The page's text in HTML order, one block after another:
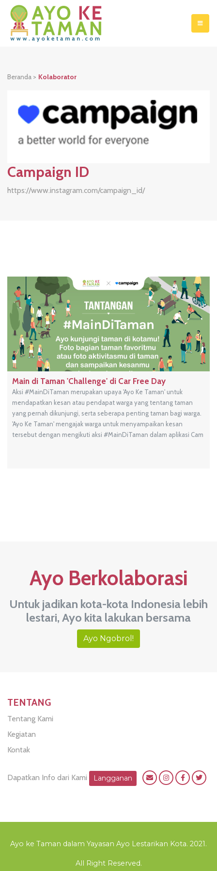
Beranda > Kolaborator
Campaign ID
https://www.instagram.com/campaign_id/
Main di Taman 'Challenge' di Car Free Day
Aksi #MainDiTaman merupakan upaya 'Ayo Ke Taman' untuk
mendapatkan kesan atau pendapat warga yang tentang taman
yang pernah dikunjungi, serta seberapa penting taman bagi warga.
'Ayo Ke Taman' mengajak warga untuk menyampaikan kesan
tersebut dengan mengikuti aksi #MainDiTaman dalam aplikasi Cam
Ayo Berkolaborasi
Untuk jadikan kota-kota Indonesia lebih
lestari, Ayo kita lakukan bersama
Ayo Ngobrol!
TENTANG
Tentang Kami
Kegiatan
Kontak
Dapatkan Info dari Kami Langganan
Ayo ke Taman dalam Yayasan Ayo Lestarikan Kota. 2021.
All Right Reserved.